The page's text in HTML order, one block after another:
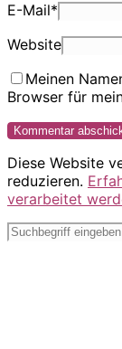
E-Mail*
Website
Meinen
Browser für
Diese Website
reduzieren.
verarbeitet